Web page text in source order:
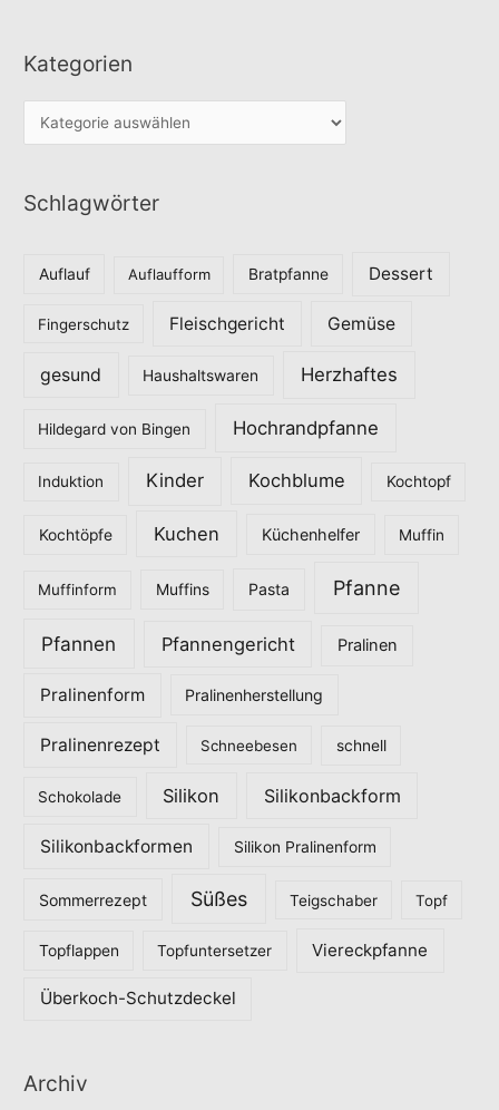
Kategorien
a
e
Schlagwörter
Auflauf Auflaufform Bratpfanne Dessert
Fingerschutz Fleischgericht Gemüse
gesund Haushaltswaren Herzhaftes
Hildegard von Bingen Hochrandpfanne
Induktion Kinder Kochblume Kochtopf
Kochtöpfe Kuchen Küchenhelfer Muffin
Muffinform Muffins Pasta Pfanne
Pfannen Pfannengericht Pralinen
Pralinenform Pralinenherstellung
Pralinenrezept Schneebesen schnell
Schokolade Silikon Silikonbackform
Silikonbackformen Silikon Pralinenform
Sommerrezept Süßes Teigschaber Topf
Topflappen Topfuntersetzer Viereckpfanne
Überkoch-Schutzdeckel
Archiv